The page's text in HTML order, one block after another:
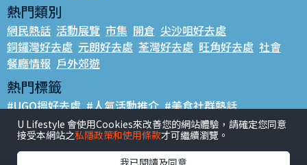
熱門類別
網民熱話 活動展覽 市集 開倉 尖沙咀好去處
銅鑼灣好去處 元朗好去處 荃灣好去處 旺角好去處 社會
餐廳情報 戶外郊遊
熱門標籤
#UGO搵好去處 #人氣活動推介 #美食社群熱話
#親子玩樂好去處 #ULifestyle應用程式 #限時搶
#UJetso禮物放送 #ULifestyle商戶中心 #著數
U Lifestyle 會使用Cookies來改善您的網站體驗，請確定您同意
接受本網站之私隱政策和使用條款才可繼續瀏覽。
我已閱讀及同意